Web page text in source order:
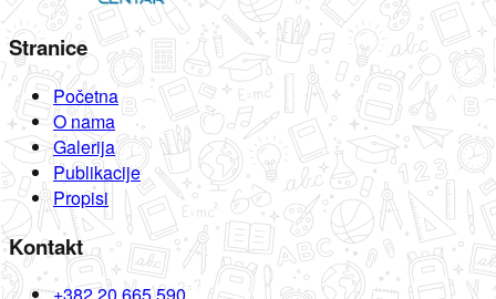
Stranice
Početna
O nama
Galerija
Publikacije
Propisi
Kontakt